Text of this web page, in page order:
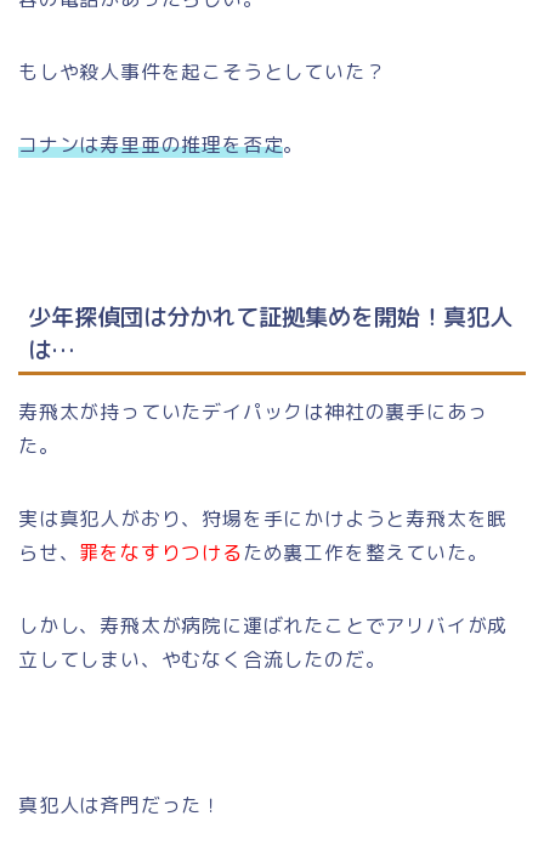
もしや殺人事件を起こそうとしていた？
コナンは寿里亜の推理を否定。
少年探偵団は分かれて証拠集めを開始！真犯人
は…
寿飛太が持っていたデイパックは神社の裏手にあっ
た。
実は真犯人がおり、狩場を手にかけようと寿飛太を眠
らせ、 罪をなすりつけるため裏工作を整えていた。
しかし、寿飛太が病院に運ばれたことでアリバイが成
立してしまい、やむなく合流したのだ。
真犯人は斉門だった！